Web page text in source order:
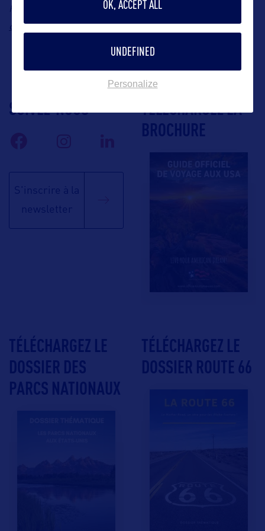
France,
Vanessa Chardon-Laîné, E-mail :
consulting.fr
SUIVEZ-NOUS
S'inscrire à la
newsletter
TÉLÉCHARGEZ LA
BROCHURE
TÉLÉCHARGEZ LE
DOSSIER DES
PARCS NATIONAUX
TÉLÉCHARGEZ LE
DOSSIER ROUTE 66
OK, ACCEPT ALL
UNDEFINED
Personalize